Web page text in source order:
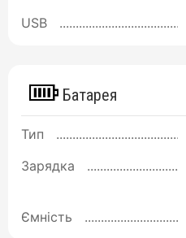
USB
Батарея
Тип
Зарядка
Ємність